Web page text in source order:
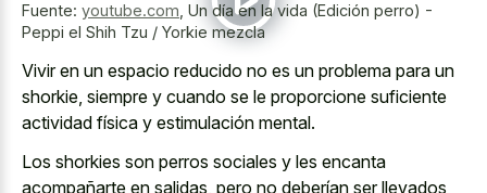
Fuente: youtube.com Un día en la vida (Edición perro) -
Peppi el Shih Tzu / Yorkie mezcla
Vivir en un espacio reducido no es un problema para un
shorkie, siempre y cuando se le proporcione suficiente
actividad física y estimulación mental.
Los shorkies son perros sociales y les encanta
acompañarte en salidas, pero no deberían ser llevados